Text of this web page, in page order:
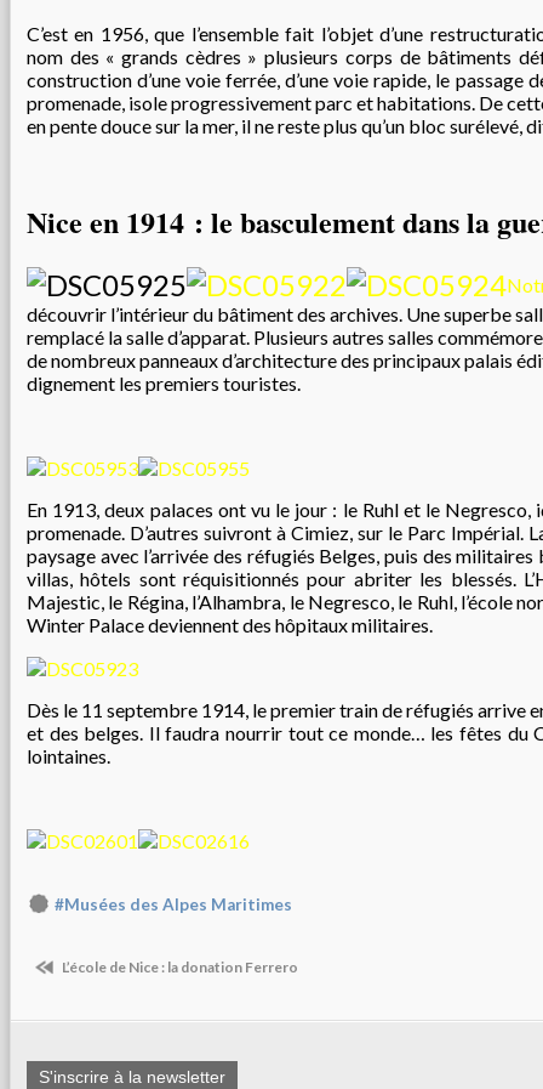
C’est en 1956, que l’ensemble fait l’objet d’une
nom des « grands cèdres » plusieurs corps de bâtiments
construction d’une voie ferrée, d’une voie rapide, le passage
promenade, isole progressivement parc et habitations. De
en pente douce sur la mer, il ne reste plus qu’un bloc surélevé,
Nice en 1914 : le basculement dans la
découvrir l’intérieur du bâtiment des archives. Une superbe
remplacé la salle d’apparat. Plusieurs autres salles
de nombreux panneaux d’architecture des principaux palais
dignement les premiers touristes.
En 1913, deux palaces ont vu le jour : le Ruhl et le Negresco,
promenade. D’autres suivront à Cimiez, sur le Parc Impérial.
paysage avec l’arrivée des réfugiés Belges, puis des militaires
villas, hôtels sont réquisitionnés pour abriter les blessés.
Majestic, le Régina, l’Alhambra, le Negresco, le Ruhl, l’école
Winter Palace deviennent des hôpitaux militaires.
Dès le 11 septembre 1914, le premier train de réfugiés arrive
et des belges. Il faudra nourrir tout ce monde… les fêtes du
lointaines.
#Musées des Alpes Maritimes
L’école de Nice : la donation Ferrero
S'inscrire à la newsletter